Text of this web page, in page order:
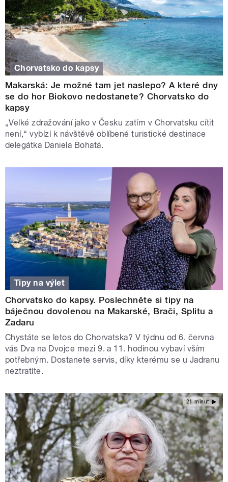
Chorvatsko do kapsy
Makarská: Je možné tam jet naslepo? A které dny
se do hor Biokovo nedostanete? Chorvatsko do
kapsy
„Velké zdražování jako v Česku zatím v Chorvatsku cítit
není,“ vybízí k návštěvě oblíbené turistické destinace
delegátka Daniela Bohatá.
Tipy na výlet
Chorvatsko do kapsy. Poslechněte si tipy na
báječnou dovolenou na Makarské, Brači, Splitu a
Zadaru
Chystáte se letos do Chorvatska? V týdnu od 6. června
vás Dva na Dvojce mezi 9. a 11. hodinou vybaví vším
potřebným. Dostanete servis, díky kterému se u Jadranu
neztratíte.
21 minut